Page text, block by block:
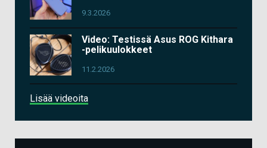
9.3.2026
Video: Testissä Asus ROG Kithara
-pelikuulokkeet
11.2.2026
Lisää videoita